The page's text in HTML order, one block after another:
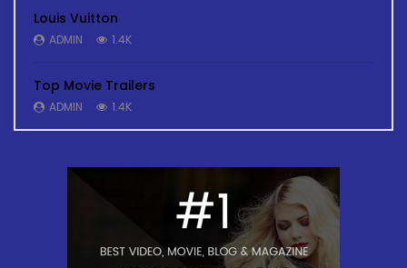
Louis Vuitton
ADMIN 1.4K
Top Movie Trailers
ADMIN 1.4K